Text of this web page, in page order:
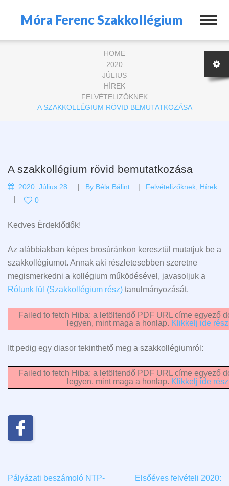
Móra Ferenc Szakkollégium
HOME
2020
JÚLIUS
HÍREK
FELVÉTELIZŐKNEK
A SZAKKOLLÉGIUM RÖVID BEMUTATKOZÁSA
A szakkollégium rövid bemutatkozása
2020. Július 28. By Béla Bálint Felvételizőknek Hírek
0
Kedves Érdeklődők!
Az alábbiakban képes brosúránkon keresztül mutatjuk be a
szakkollégiumot. Annak aki részletesebben szeretne
megismerkedni a kollégium működésével, javasoljuk a
Rólunk fül (Szakkollégium rész) tanulmányozását.
Failed to fetch Hiba: a letöltendő PDF URL címe egyező
legyen, mint maga a honlap. Klikkelj ide
Itt pedig egy diasor tekinthető meg a szakkollégiumról:
Failed to fetch Hiba: a letöltendő PDF URL címe egyező
legyen, mint maga a honlap. Klikkelj ide
Pályázati beszámoló NTP-
Elsőéves felvételi 2020: